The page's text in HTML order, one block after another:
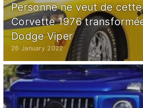
Personne ne veut de cette
Corvette 1976
Dodge Viper
26 January 2022